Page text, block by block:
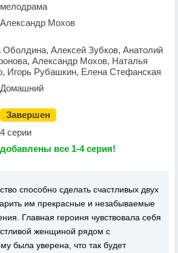
мелодрама
Александр Мохов
Алексей Зубков, Анатолий
Александр Мохов, Наталья
Игорь Рубашкин, Елена Стефанская
Домашний
Завершен
4 серии
добавлены все 1-4 серия!
способно сделать счастливых двух
им прекрасные и незабываемые
Главная героиня чувствовала себя
женщиной рядом с
была уверена, что так будет